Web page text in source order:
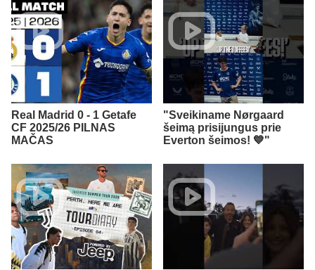
Real Madrid 0 - 1 Getafe
CF 2025/26 PILNAS
MAČAS
"Sveikiname Nørgaard
šeimą prisijungus prie
Everton šeimos! 💙"